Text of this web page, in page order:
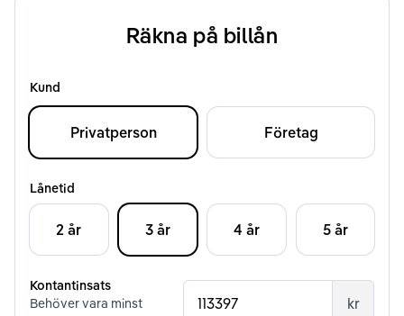
Räkna på billån
Kund
Privatperson Företag
Lånetid
2 år 3 år 4 år 5 år
Kontantinsats
Behöver vara minst
kr